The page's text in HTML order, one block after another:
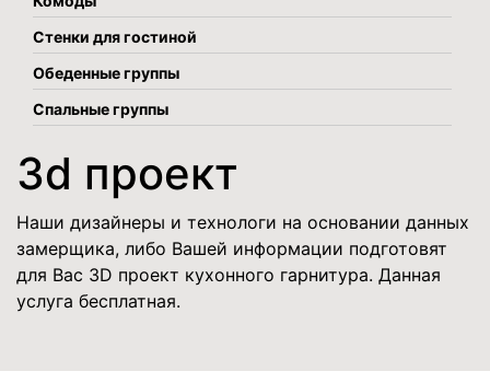
Стенки для гостиной
Обеденные группы
Спальные группы
3d проект
Наши дизайнеры и технологи на основании данных
замерщика, либо Вашей информации подготовят
для Вас 3D проект кухонного гарнитура. Данная
услуга бесплатная.